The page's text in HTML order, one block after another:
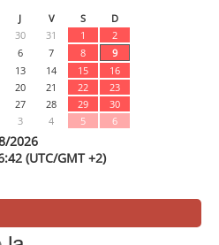
J V S
D
30 31 1
2
6 7 8
9
13 14 15
16
20 21 22
23
27 28 29
30
3 4 5 6
2026
:43 (UTC/GMT +2)